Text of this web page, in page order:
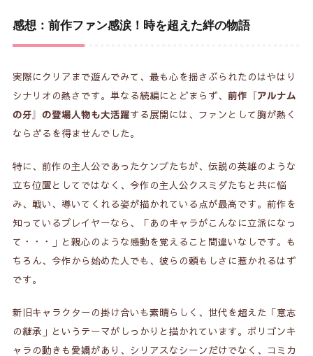
感想：前作ファン感涙！時を超えた絆の物語
実際にクリアまで遊んでみて、最も心を揺さぶられたのはやはり
シナリオの熱さです。単なる続編にとどまらず、
前作『アルナム
の牙』の登場人物も大活躍する展開には、ファンとして胸が熱く
ならざるを得ませんでした。
特に、前作の主人公であったケンブたちが、伝説の英雄のような
立ち位置としてではなく、今作の主人公クスミダたちと共に悩
み、戦い、導いてくれる姿が描かれている点が最高です。前作を
知っているプレイヤーなら、「あのキャラがこんなに立派になっ
て・・・」と親心のような感動を覚えること間違いなしです。も
ちろん、今作から始めた人でも、彼らの頼もしさに惹かれるはず
です。
新旧キャラクターの掛け合いも素晴らしく、世代を超えた「意志
の継承」というテーマがしっかりと描かれています。ポリゴンキ
ャラの動きも愛嬌があり、シリアスなシーンだけでなく、コミカ